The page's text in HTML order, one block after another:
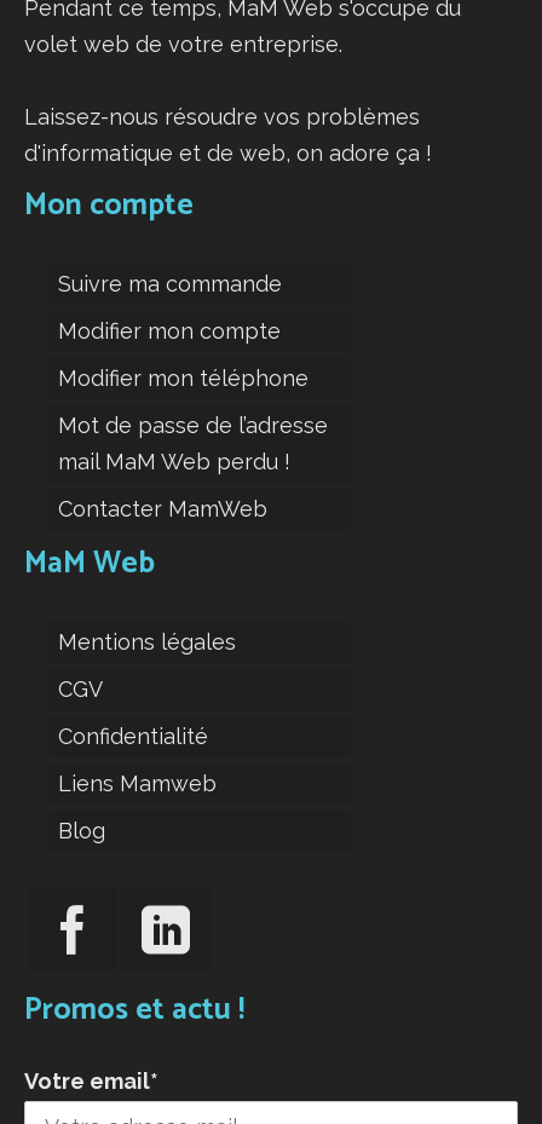
Pendant ce temps, MaM Web s'occupe du
volet web de votre entreprise.
Laissez-nous résoudre vos problèmes
d'informatique et de web, on adore ça !
Mon compte
Suivre ma commande
Modifier mon compte
Modifier mon téléphone
Mot de passe de l’adresse
mail MaM Web perdu !
Contacter MamWeb
MaM Web
Mentions légales
CGV
Confidentialité
Liens Mamweb
Blog
Promos et actu !
Votre email*